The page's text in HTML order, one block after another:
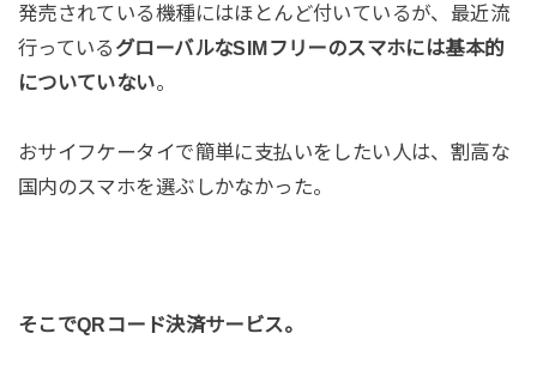
発売されている機種にはほとんど付いているが、最近流
行っている グローバルなSIMフリーのスマホには基本的
についていない。
おサイフケータイで簡単に支払いをしたい人は、割高な
国内のスマホを選ぶしかなかった。
そこでQRコード決済サービス。